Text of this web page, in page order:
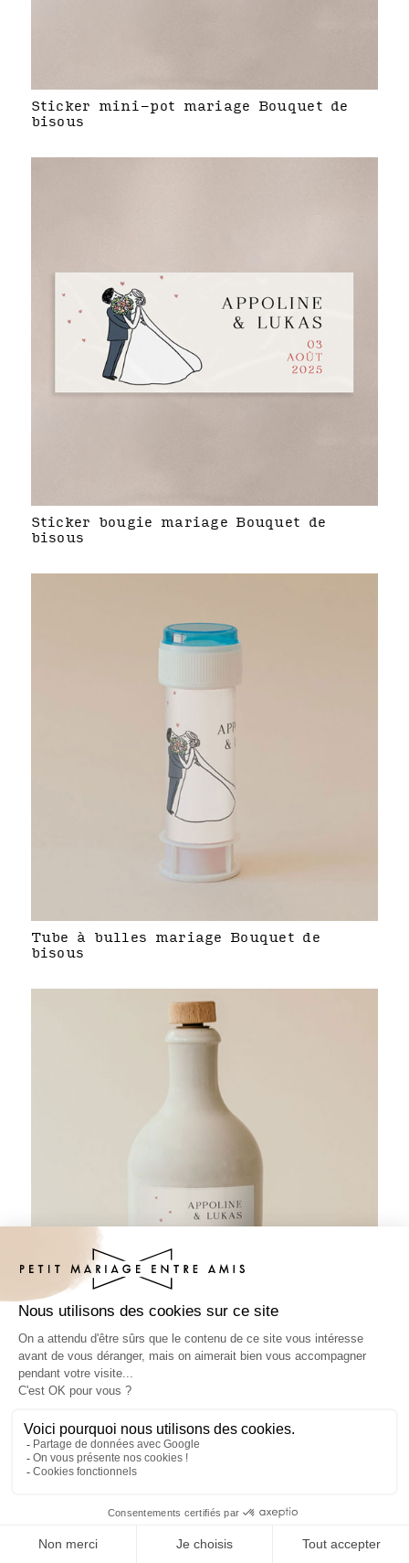
Sticker mini-pot mariage Bouquet de
bisous
Sticker bougie mariage Bouquet de
bisous
Tube à bulles mariage Bouquet de
bisous
Sticker bouteille mariage Bouquet de
bisous